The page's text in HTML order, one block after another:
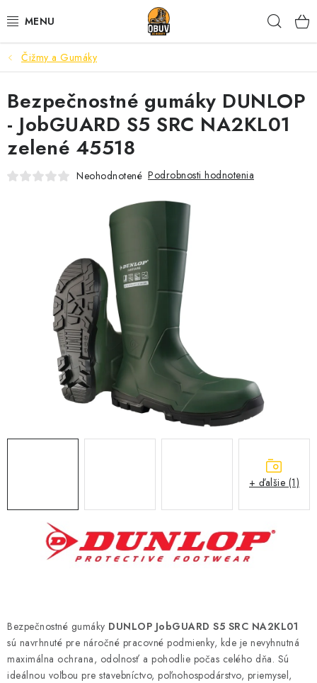
na
PRACOVNÁ A BEZPEČNOSTNÁ OBUV
VOĽNOČASOVÁ OBUV
VÝPREDAJ
VLOŽKY
IMPREGNÁCIA A OCHRANA
BEZPEČNOSTNÉ NORMY A SYMBOLY
KONTAKT
Často kladené otázky
INFORMÁCIE PRE ZÁKAZNÍKOV
Čižmy a Gumáky
Bezpečnostné gumáky DUNLOP JobGUARD S5 SRC NA2KL01
sú navrhnuté pre náročné pracovné podmienky, kde je nevyhnutná
maximálna ochrana, odolnosť a pohodlie počas celého dňa. Sú
ideálnou voľbou pre stavebníctvo, poľnohospodárstvo, priemysel,
Bezpečnostné gumáky DUNLOP
- JobGUARD S5 SRC NA2KL01
zelené 45518
Neohodnotené Podrobnosti hodnotenia
+ ďalšie (1)